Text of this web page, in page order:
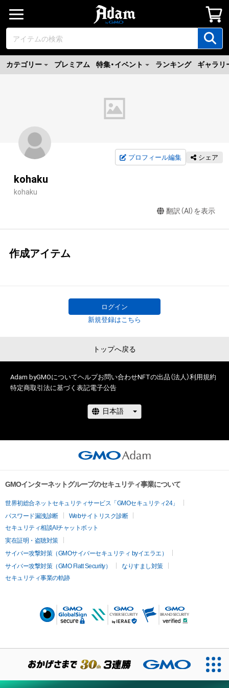
カテゴリー プレミアム 特集・イベント ランキング ギャラリ
プロフィール編集 シェア
kohaku
kohaku
翻訳（AI）を表示
作成アイテム
ログイン
新規登録はこちら
トップへ戻る
Adam byGMOについてヘルプお問い合わせNFTの出品（法人）利用規約
特定商取引法に基づく表記電子公告
GMOインターネットグループのセキュリティ事業について
世界初総合ネットセキュリティサービス「GMOセキュリティ24」
パスワード漏洩診断
Webサイトリスク診断
セキュリティ相談AIチャットボット
実在証明・盗聴対策
サイバー攻撃対策（GMOサイバーセキュリティ byイエラエ）
サイバー攻撃対策（GMO Flatt Security）
なりすまし対策
セキュリティ事業の軌跡